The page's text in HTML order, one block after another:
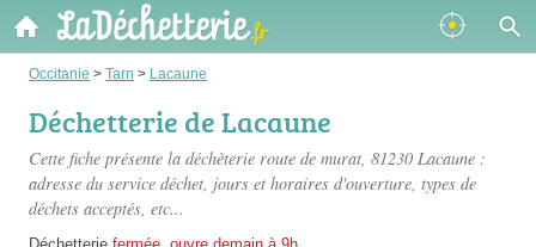
Occitanie > Tarn > Lacaune
Déchetterie de Lacaune
Cette fiche présente la déchèterie route de murat, 81230 Lacaune :
adresse du service déchet, jours et horaires d'ouverture, types de
déchets acceptés, etc...